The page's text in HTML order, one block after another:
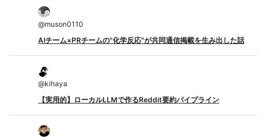
@muson0110
AIチーム×PRチームの"化学反応"が共同通信掲載を生み出した話
@kihaya
【実用的】ローカルLLMで作るReddit要約パイプライン